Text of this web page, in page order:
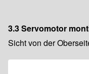
3.3 Servomotor
Sicht von der